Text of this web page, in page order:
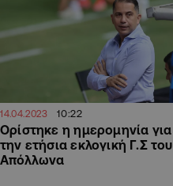
14.04.2023 10:22
Ορίστηκε η ημερομηνία για
την ετήσια εκλογική Γ.Σ του
Απόλλωνα